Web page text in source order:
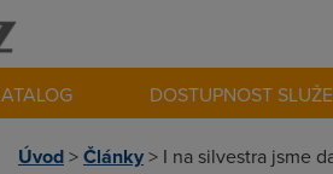
DOSTUPNOST
Úvod>Články> I na silvestra jsme